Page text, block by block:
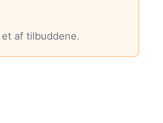
af tilbuddene.